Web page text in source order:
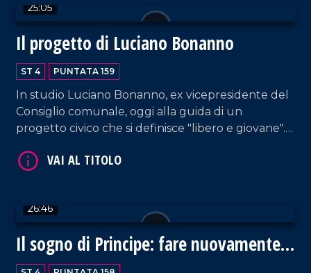
25:05
Il progetto di Luciano Bonanno
ST 4 PUNTATA 159
In studio Luciano Bonanno, ex vicepresidente del
Consiglio comunale, oggi alla guida di un
progetto civico che si definisce "libero e giovane".
partecipazione, questi sono i punti saldi della sua
26:46
Il sogno di Principe: fare nuovamente
grande Rende
VAI AL TITOLO